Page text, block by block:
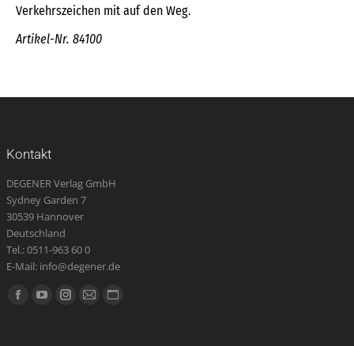
Verkehrszeichen mit auf den Weg.
Artikel-Nr. 84100
Kontakt
DEGENER Verlag GmbH
Sydney Garden 7
30539 Hannover
Deutschland
Tel.: 0511-963 60 0
E-Mail: info@degener.de
Finden Sie uns auf:
FacebookYouTubeInstagram
E-
Website